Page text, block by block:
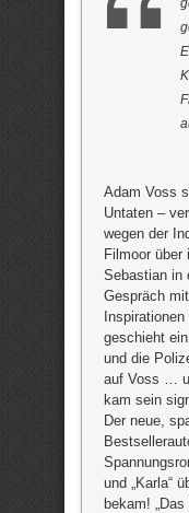
Adam Voss
Untaten –
wegen der
Filmoor
Sebastian in
Gespräch
geschieht
und die
auf Voss …
kam sein
Der neue,
und „Karla“
bekam!